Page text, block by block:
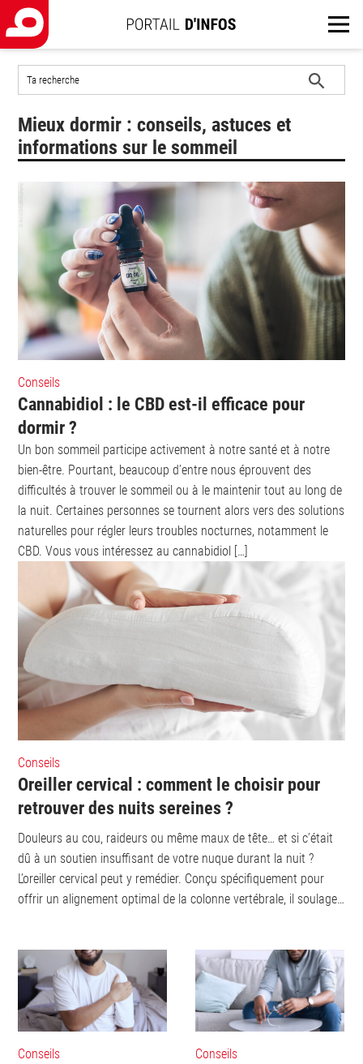
Rechercher
sur
site
la
recherche
Mieux dormir : conseils, astuces et
informations sur le sommeil
Conseils
Cannabidiol : le CBD est-il efficace pour
dormir ?
Un bon sommeil participe activement à notre santé et à notre
bien-être. Pourtant, beaucoup d’entre nous éprouvent des
difficultés à trouver le sommeil ou à le maintenir tout au long de
la nuit. Certaines personnes se tournent alors vers des solutions
naturelles pour régler leurs troubles nocturnes, notamment le
CBD. Vous vous intéressez au cannabidiol […]
Conseils
Oreiller cervical : comment le choisir pour
retrouver des nuits sereines ?
Douleurs au cou, raideurs ou même maux de tête… et si c’était
dû à un soutien insuffisant de votre nuque durant la nuit ?
L’oreiller cervical peut y remédier. Conçu spécifiquement pour
offrir un alignement optimal de la colonne vertébrale, il soulage
Conseils Conseils